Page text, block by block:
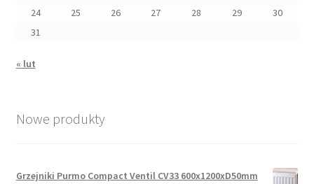
24
25 26 27 28 29
30
31
« lut
Nowe produkty
Grzejniki Purmo Compact Ventil CV33 600x1200xD50mm